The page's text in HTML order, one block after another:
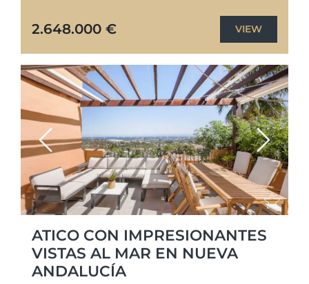
una combinación perfecta de lujo moderno
2.648.000 € VIEW
Previous Next
ATICO CON IMPRESIONANTES
VISTAS AL MAR EN NUEVA
ANDALUCÍA